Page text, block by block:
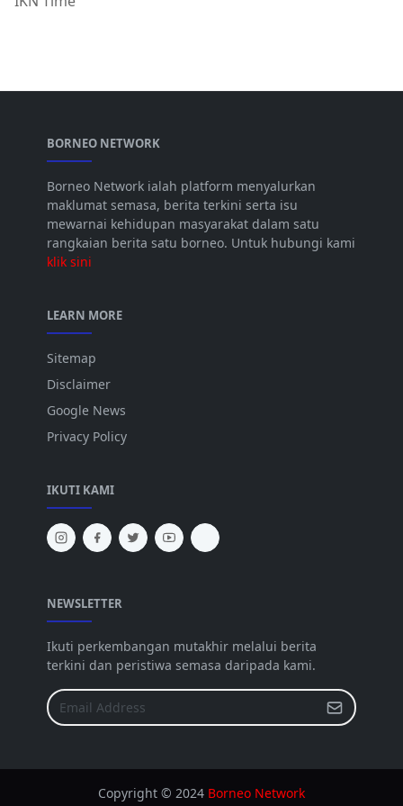
BORNEO NETWORK
Borneo Network ialah platform menyalurkan
maklumat semasa, berita terkini serta isu
mewarnai kehidupan masyarakat dalam satu
rangkaian berita satu borneo. Untuk hubungi kami
klik sini
LEARN MORE
Sitemap
Disclaimer
Google News
Privacy Policy
IKUTI KAMI
NEWSLETTER
Ikuti perkembangan mutakhir melalui berita
terkini dan peristiwa semasa daripada kami.
Copyright © 2024 Borneo Network